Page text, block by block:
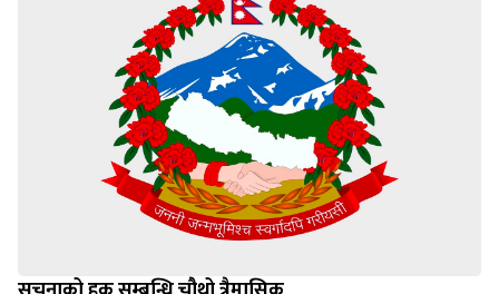
सूचनाको हक सम्बन्धि चौथो त्रैमासिक